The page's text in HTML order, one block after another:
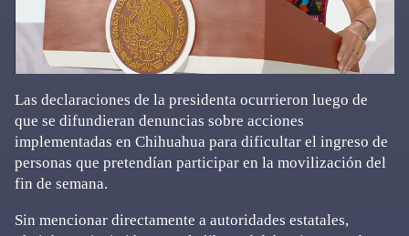
Las declaraciones de la presidenta ocurrieron luego de
que se difundieran denuncias sobre acciones
implementadas en Chihuahua para dificultar el ingreso de
personas que pretendían participar en la movilización del
fin de semana.
Sin mencionar directamente a autoridades estatales,